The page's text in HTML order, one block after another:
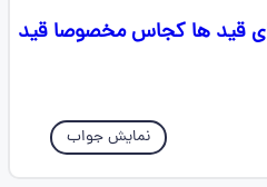
قید ها کجاس مخصوصا قید
نمایش جواب